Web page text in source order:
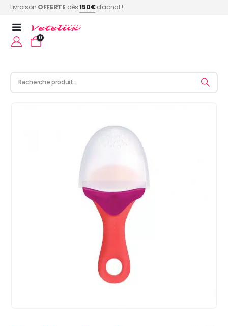
Livraison OFFERTE dès150€d'achat !
0